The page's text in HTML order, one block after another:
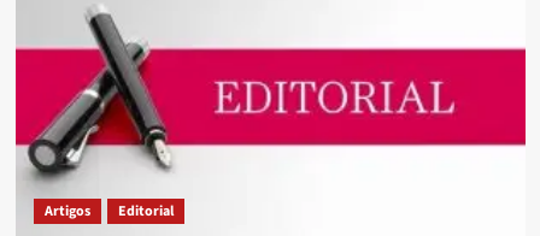
Artigos Editorial